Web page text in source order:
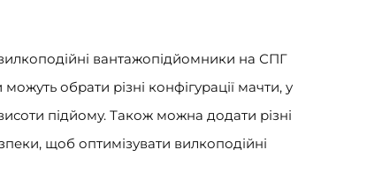
вантажопідйомники на СПГ
обрати різні конфігурації мачти, у
підйому. Також можна додати різні
щоб оптимізувати вилкоподійні